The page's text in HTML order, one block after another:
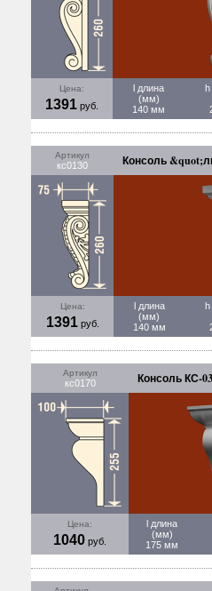
Цена:
1391 руб.
l длина
(мм)
140 мм
h
Артикул
кс0130 Консоль
Цена:
1391руб.
l длина
(мм)
140 мм
h
Артикул
кс0170 Консоль КС-
Цена:
1040 руб.
l длина
(мм)
175 мм